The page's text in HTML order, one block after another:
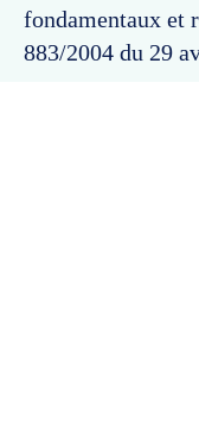
fondamentaux et
883/2004 du 29